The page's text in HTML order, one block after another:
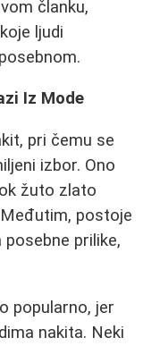
članku,
ljudi
Iz Mode
pri čemu se
izbor. Ono
žuto zlato
postoje
prilike,
popularno, jer
nakita. Neki